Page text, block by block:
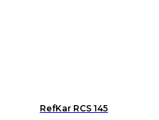
RefKar RCS 145